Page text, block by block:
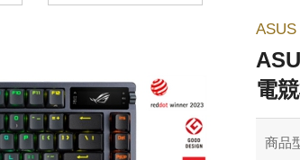
電
商品